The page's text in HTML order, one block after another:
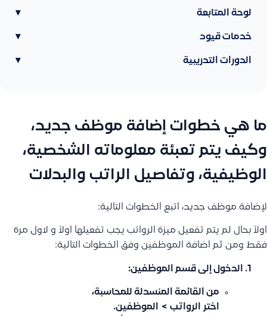
لوحة المتابعة ▾
خدمات قيود ▾
الدورات التدريبية ▾
ما هي خطوات إضافة موظف جديد،
وكيف يتم تعبئة معلوماته الشخصية،
الوظيفية، وتفاصيل الراتب والبدلات
لإضافة موظف جديد، اتبع الخطوات التالية:
اولاً بحال لم يتم تفعيل ميزة الرواتب يجب تفعيلها اولاً و لاول مرة
فقط ومن ثم اضافة الموظفين وفق الخطوات التالية:
الدخول إلى قسم الموظفين:
من القائمة المنسدلة للمحاسبة،
اختر الرواتب > الموظفين.